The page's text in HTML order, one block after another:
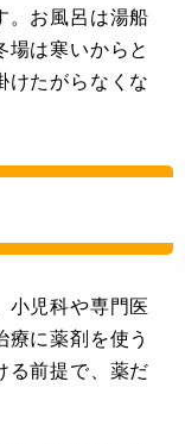
。お風呂は湯船
は寒いからと
けたがらなくな
小児科や専門医
に薬剤を使う
る前提で、薬だ